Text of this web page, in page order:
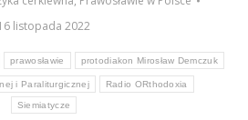
listopada 2022
prawosławie protodiakon Mirosław Demczuk
i Paraliturgicznej Radio ORthodoxia
Siemiatycze